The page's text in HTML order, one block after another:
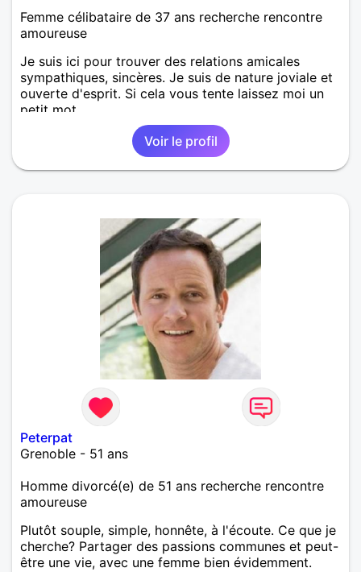
Femme célibataire de 37 ans recherche rencontre
amoureuse
Je suis ici pour trouver des relations amicales
sympathiques, sincères. Je suis de nature joviale et
ouverte d'esprit. Si cela vous tente laissez moi un
petit mot.
Voir le profil
Peterpat
Grenoble - 51 ans
Homme divorcé(e) de 51 ans recherche rencontre
amoureuse
Plutôt souple, simple, honnête, à l'écoute. Ce que je
cherche? Partager des passions communes et peut-
être une vie, avec une femme bien évidemment.